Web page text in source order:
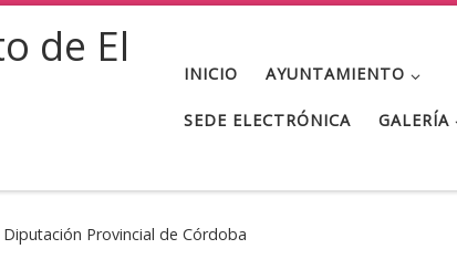
de El
INICIO AYUNTAMIENTO
SEDE ELECTRÓNICA GALERÍA
Provincial de Córdoba